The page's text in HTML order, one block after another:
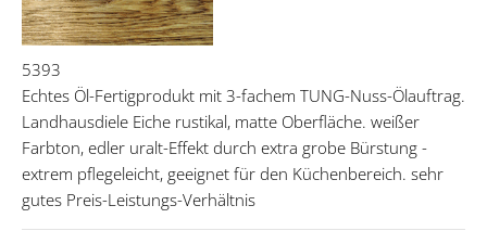
5393
Echtes Öl-Fertigprodukt mit 3-fachem TUNG-Nuss-Ölauftrag.
Landhausdiele Eiche rustikal, matte Oberfläche. weißer
Farbton, edler uralt-Effekt durch extra grobe Bürstung -
extrem pflegeleicht, geeignet für den Küchenbereich. sehr
gutes Preis-Leistungs-Verhältnis